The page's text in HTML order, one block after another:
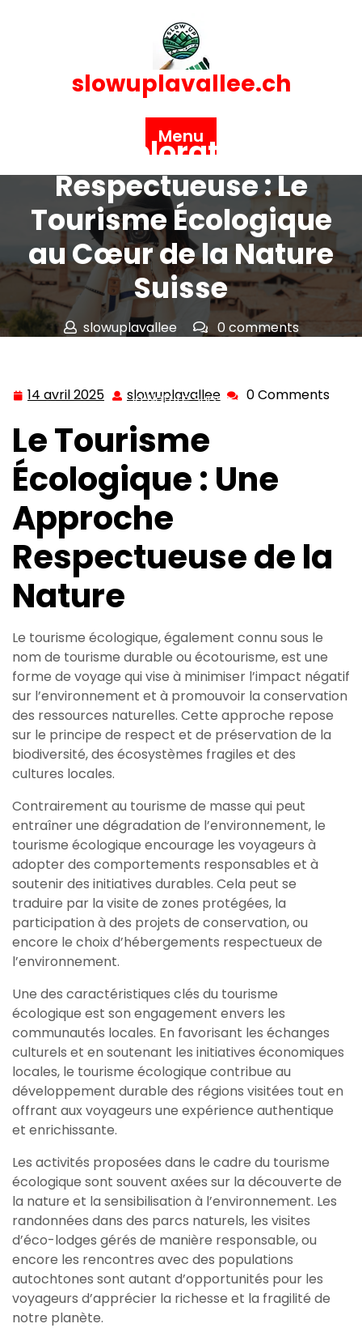
slowuplavallee.ch
Menu
Exploration
Respectueuse : Le
Tourisme Écologique
au Cœur de la Nature
Suisse
slowuplavallee
0 comments
la Nature Suisse
14 avril 2025 14
2025
slowuplavallee slowuplavallee
0 Comments
Le Tourisme
Écologique : Une
Approche
Respectueuse de la
Nature
Le tourisme écologique, également connu sous le
nom de tourisme durable ou écotourisme, est une
forme de voyage qui vise à minimiser l’impact négatif
sur l’environnement et à promouvoir la conservation
des ressources naturelles. Cette approche repose
sur le principe de respect et de préservation de la
biodiversité, des écosystèmes fragiles et des
cultures locales.
Contrairement au tourisme de masse qui peut
entraîner une dégradation de l’environnement, le
tourisme écologique encourage les voyageurs à
adopter des comportements responsables et à
soutenir des initiatives durables. Cela peut se
traduire par la visite de zones protégées, la
participation à des projets de conservation, ou
encore le choix d’hébergements respectueux de
l’environnement.
Une des caractéristiques clés du tourisme
écologique est son engagement envers les
communautés locales. En favorisant les échanges
culturels et en soutenant les initiatives économiques
locales, le tourisme écologique contribue au
développement durable des régions visitées tout en
offrant aux voyageurs une expérience authentique
et enrichissante.
Les activités proposées dans le cadre du tourisme
écologique sont souvent axées sur la découverte de
la nature et la sensibilisation à l’environnement. Les
randonnées dans des parcs naturels, les visites
d’éco-lodges gérés de manière responsable, ou
encore les rencontres avec des populations
autochtones sont autant d’opportunités pour les
voyageurs d’apprécier la richesse et la fragilité de
notre planète.